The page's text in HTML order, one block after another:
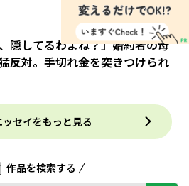
、隠してるわよね？」婚約者の母
反対。手切れ金を突きつけられ
セイをもっと見る
作品を検索する